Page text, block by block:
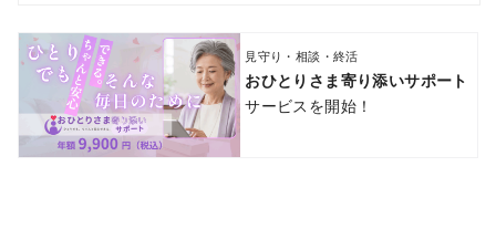
見守り・相談・終活
おひとりさま寄り添いサポート
サービスを開始！